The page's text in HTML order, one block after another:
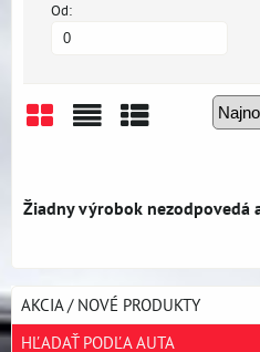
Od:
AKCIA / NOVÉ PRODUKTY
HĽADAŤ PODĽA AUTA